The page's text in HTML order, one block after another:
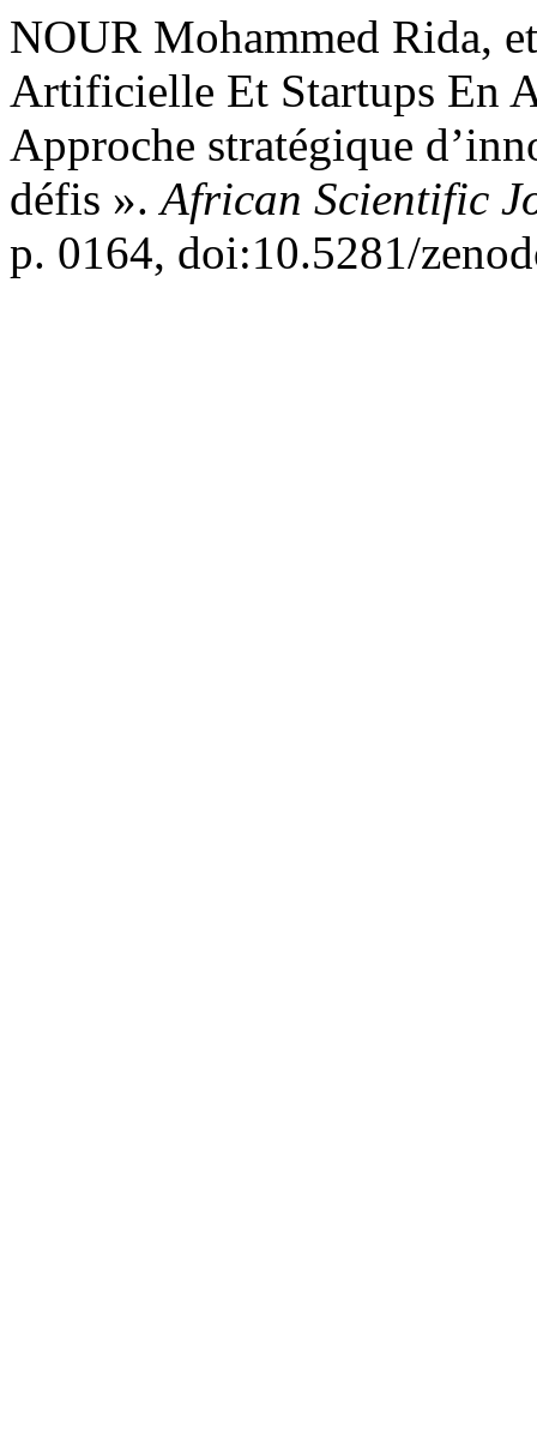
NOUR Mohammed Rida,
Artificielle Et Startups En
Approche stratégique
défis ».African Scientific
p. 0164, doi:10.5281/